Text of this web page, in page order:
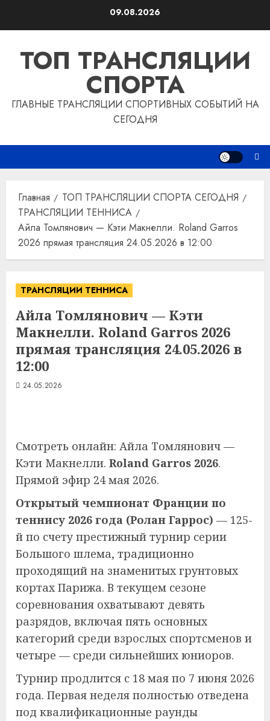
09.08.2026
ТОП ТРАНСЛЯЦИИ
СПОРТА
ГЛАВНЫЕ ТРАНСЛЯЦИИ СПОРТИВНЫХ СОБЫТИЙ НА
СЕГОДНЯ
Главная
ТОП ТРАНСЛЯЦИИ СПОРТА СЕГОДНЯ
ТРАНСЛЯЦИИ ТЕННИСА
Айла Томлянович — Кэти Макнелли. Roland Garros
2026 прямая трансляция 24.05.2026 в 12:00
ТРАНСЛЯЦИИ ТЕННИСА
Айла Томлянович — Кэти
Макнелли. Roland Garros 2026
прямая трансляция 24.05.2026 в
12:00
24.05.2026
Смотреть онлайн: Айла Томлянович —
Кэти Макнелли. Roland Garros 2026.
Прямой эфир 24 мая 2026.
Открытый чемпионат Франции по
теннису 2026 года (Ролан Гаррос) — 125-
й по счету престижный турнир серии
Большого шлема, традиционно
проходящий на знаменитых грунтовых
кортах Парижа. В текущем сезоне
соревнования охватывают девять
разрядов, включая пять основных
категорий среди взрослых спортсменов и
четыре — среди сильнейших юниоров.
Турнир продлится с 18 мая по 7 июня 2026
года. Первая неделя полностью отведена
под квалификационные раунды